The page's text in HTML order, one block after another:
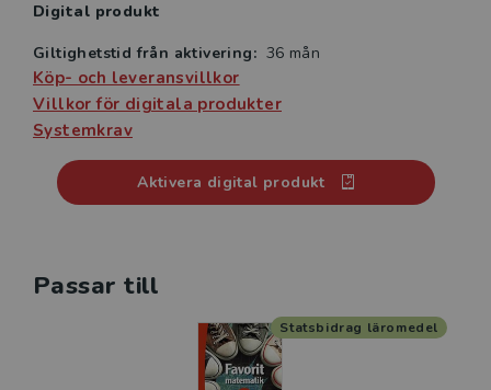
Digital produkt
Giltighetstid från aktivering: 36 mån
Köp- och leveransvillkor
Villkor för digitala produkter
Systemkrav
Aktivera digital produkt
Passar till
Statsbidrag läromedel